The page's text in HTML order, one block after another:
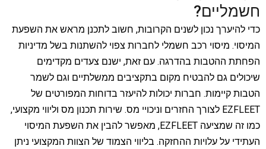
חשמליים?
כדי להיערך נכון לשנים הקרובות, חשוב לתכנן מראש את השפעת
המיסוי. מיסוי רכב חשמלי לחברות צפוי להשתנות בשל מדיניות
הפחתת ההטבות בהדרגה. עם זאת, ישנם צעדים מקדימים
שיכולים גם להבטיח מקום בתקציבים ממשלתיים וגם לשמר
הטבות קיימות. חברות יכולות להיעזר בדוחות המפורטים של
EZFLEET לצורך החזרים וניכויי מס. שירות תכנון מס וליווי מקצועי,
כמו זה שמציעה EZFLEET, מאפשר להבין את השפעת המיסוי
העתידי על עלויות ההחזקה. בליווי הצמוד של הצוות המקצועי ניתן